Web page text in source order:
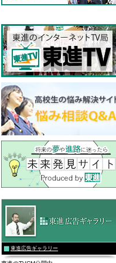
東進広告ギャラリー